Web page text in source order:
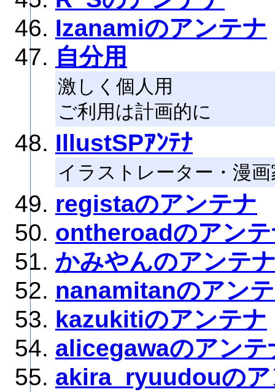
Izanamiのアンテナ
自分用
激しく個人用
ご利用は計画的に
IllustSPｱﾝﾃﾅ
イラストレーター・漫
registaのアンテナ
ontheroadのアン
かみやんのアンテ
nanamitanのアン
kazukitiのアンテナ
alicegawaのアンテ
akira_ryuudouのア